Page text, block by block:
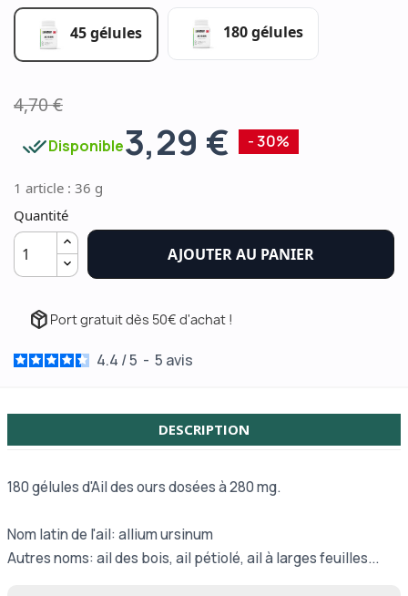
45 gélules 180 gélules
4,70 €
done_allDisponible3,29 € - 30%
1 article : 36 g
Quantité
AJOUTER AU PANIER
package_2 Port gratuit dès 50€ d'achat !
4.4 /5 - 5 avis
DESCRIPTION
180 gélules d'Ail des ours dosées à 280 mg.
Nom latin de l'ail: allium ursinum
Autres noms: ail des bois, ail pétiolé, ail à larges feuilles...